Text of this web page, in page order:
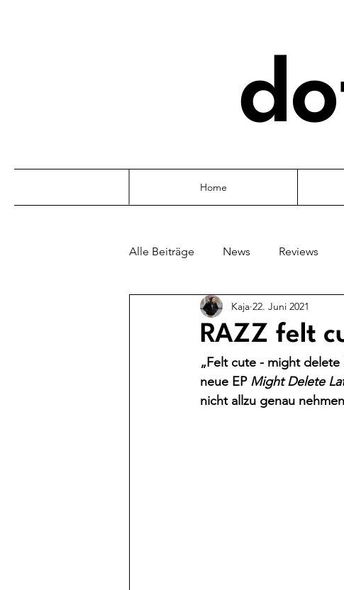
Home
Alle Beiträge News Reviews
RAZZ felt
Kaja 22. Juni 2021
„Felt cute - might
neue EP Might Delete
nicht allzu genau